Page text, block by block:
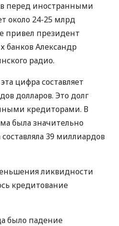
перед иностранными
около 24-25 млрд
привел президент
банков Александр
радио.
цифра составляет
долларов. Это долг
кредиторами. В
была значительно
39 миллиардов
ликвидности
кредитование
было падение